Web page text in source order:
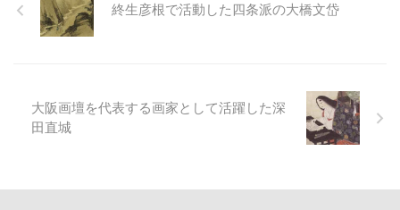
終生彦根で活動した四条派の大橋文岱
大阪画壇を代表する画家として活躍した深
田直城